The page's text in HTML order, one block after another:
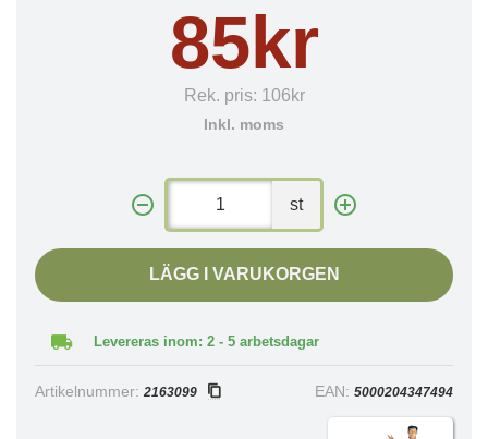
85kr
Rek. pris: 106kr
Inkl. moms
st
LÄGG I VARUKORGEN
Levereras inom: 2 - 5 arbetsdagar
Artikelnummer: 2163099 EAN: 5000204347494